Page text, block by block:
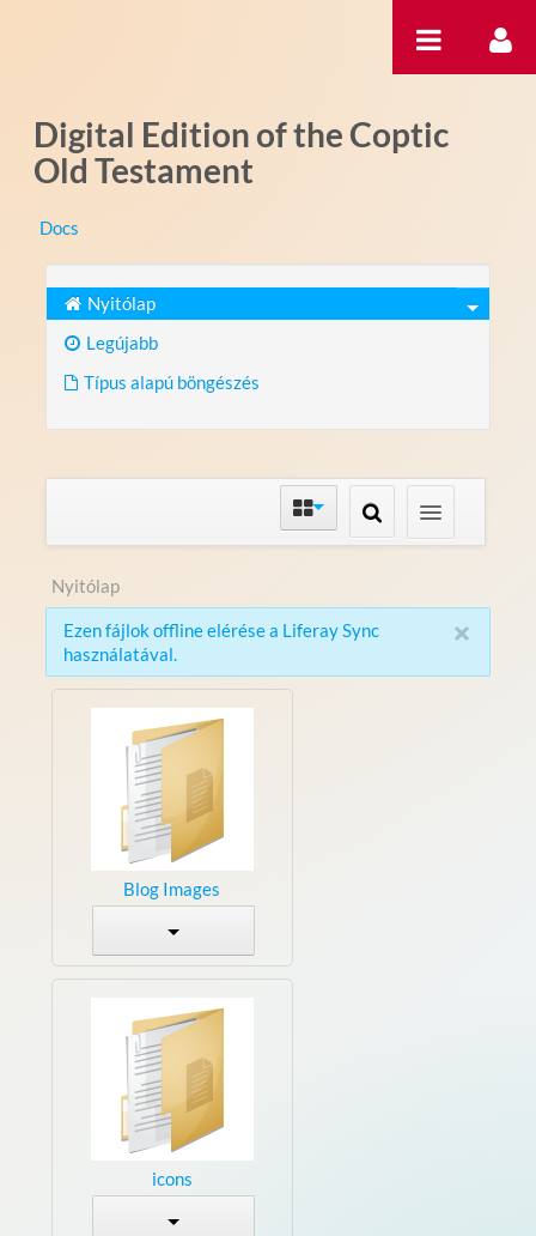
Digital Edition of the Coptic
Old Testament
Docs
Nyitólap
Legújabb
Típus alapú böngészés
Nyitólap
×
Ezen fájlok offline elérése a Liferay Sync
használatával.
Blog Images
icons